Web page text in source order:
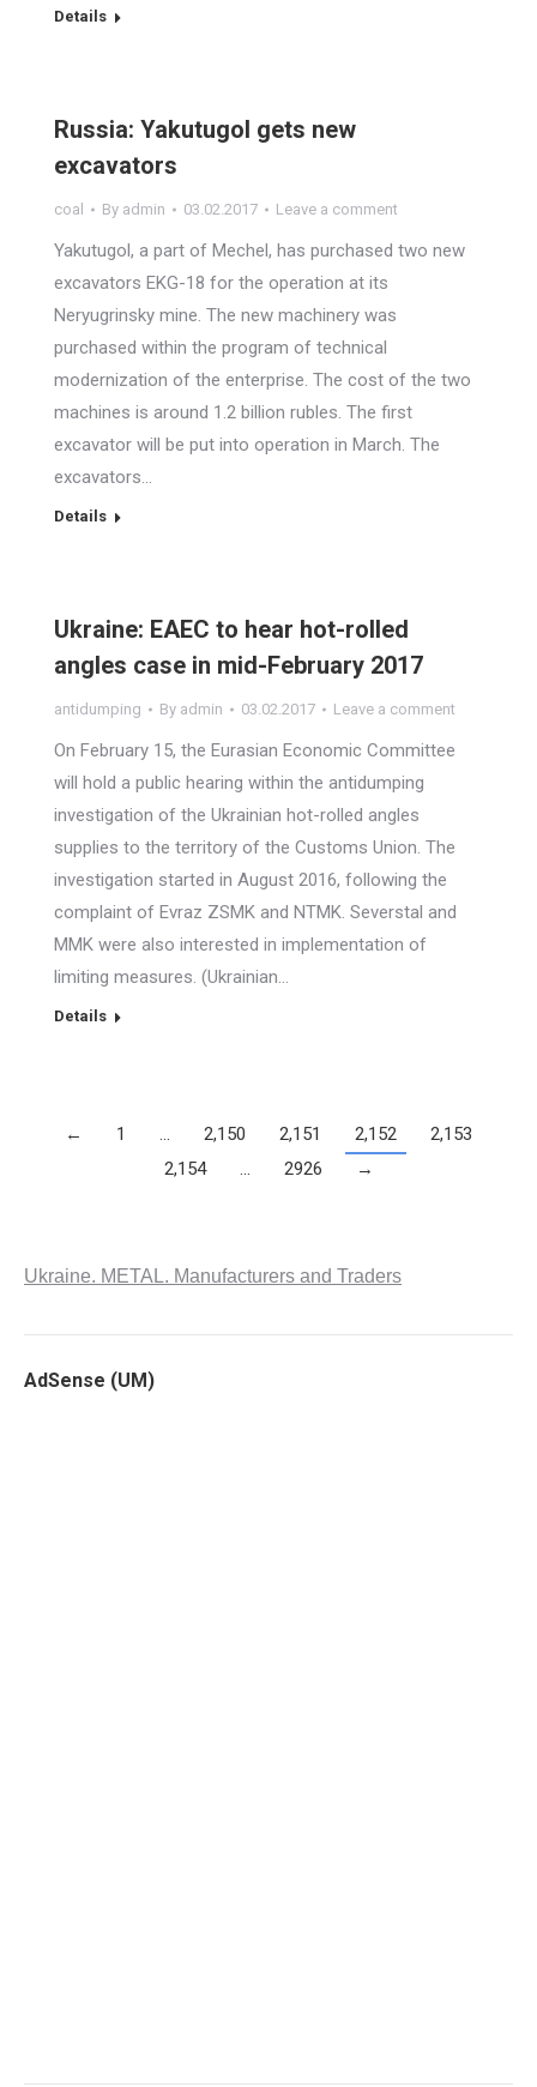
Details
Russia: Yakutugol gets new
excavators
coal By admin 03.02.2017 Leave a comment
Yakutugol, a part of Mechel, has purchased two new
excavators EKG-18 for the operation at its
Neryugrinsky mine. The new machinery was
purchased within the program of technical
modernization of the enterprise. The cost of the two
machines is around 1.2 billion rubles. The first
excavator will be put into operation in March. The
excavators…
Details
Ukraine: EAEC to hear hot-rolled
angles case in mid-February 2017
antidumping By admin 03.02.2017 Leave a comment
On February 15, the Eurasian Economic Committee
will hold a public hearing within the antidumping
investigation of the Ukrainian hot-rolled angles
supplies to the territory of the Customs Union. The
investigation started in August 2016, following the
complaint of Evraz ZSMK and NTMK. Severstal and
MMK were also interested in implementation of
limiting measures. (Ukrainian…
Details
← 1 … 2,150 2,151 2,152
2,153
2,154
… 2926 →
Ukraine. METAL. Manufacturers and Traders
AdSense (UM)